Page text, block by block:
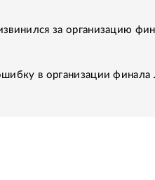
за организацию
в организации финала